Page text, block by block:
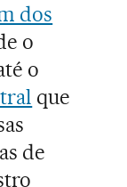
dos
o
o
que
de